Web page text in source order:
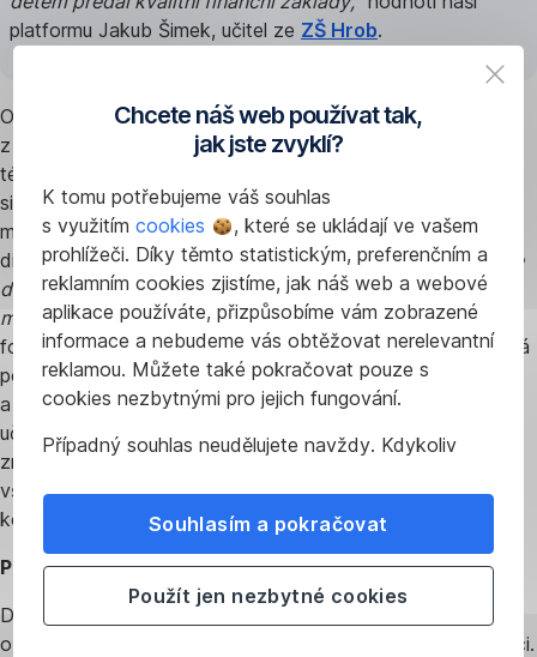
platformu Jakub Šimek, učitel ze ZŠ Hrob.
Odpoledne nám Barbora Halířová a Aneta Pešková Horká
z
Institutu prevence a řešení předlužení
téma “Zadlužení jako stigma”. Výklad o tom, jak moc je
situace vážná, co k zadlužení společnosti vede a jaké jsou
možnosti pomoci, zakončili všichni účastníci i společnou
diskuzí a sdílením osobních zkušeností ze svých tříd. „Učte
děti raději to, jaká mají práva a kde si mohou říci o pomoc,
místo znalostí o produktech a terminologii,”podtrhla naši
formu kompetenčního vzdělávání Barbora Halířová, dluhová
poradkyně, lektorka a metodička z Institutu prevence
a řešení předlužení. Těžké téma pomohla naslouchajícím
učitelům a učitelkám nakonec uvolnit týmová hra
znázorňující nesnadnou cestu z dluhů, která ale měla pro
všechny hráče šťastný konec, právě díky společné
kooperaci a pomoci.
Po práci legraci, i na letní škole
Dva dny plné intenzivních debat, sdílení a přemýšlení
o inovacích ve finančním vzdělávání však nebyly jen o práci.
Chcete náš web používat tak,
jak jste zvyklí?
K tomu potřebujeme váš souhlas
s využitím cookies
, které se ukládají ve vašem
prohlížeči. Díky těmto statistickým, preferenčním a
reklamním cookies zjistíme, jak náš web a webové
aplikace používáte, přizpůsobíme vám zobrazené
informace a nebudeme vás obtěžovat nerelevantní
reklamou. Můžete také pokračovat pouze s
cookies nezbytnými pro jejich fungování.
Případný souhlas neudělujete navždy. Kdykoliv
nastavenípoužívání cookies ve svém prohlížeči.
Souhlasím a pokračovat
Použít jen nezbytné cookies